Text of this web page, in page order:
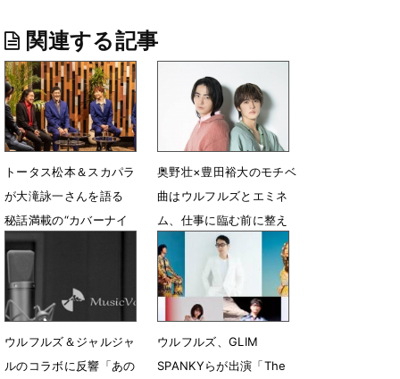
関連する記事
トータス松本＆スカパラ
が大滝詠一さんを語る
秘話満載の“カバーナイ
ト”
奥野壮×豊田裕大のモチベ
曲はウルフルズとエミネ
ム、仕事に臨む前に整え
る＆鼓舞する曲
8月24日 11時48分
ウルフルズ＆ジャルジャ
ルのコラボに反響「あの
ウルフルズ、GLIM
SPANKYらが出演「The